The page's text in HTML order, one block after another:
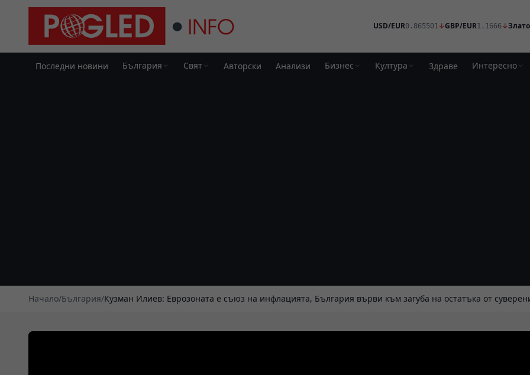
USD/EUR0.865501↓GBP/EUR1.1666↓Злато
Последни новини България Свят Авторски Анализи Бизнес Култура Здраве Интересно
Начало/България/Кузман Илиев: Еврозоната е съюз на инфлацията, България върви към загуба на остатъка от